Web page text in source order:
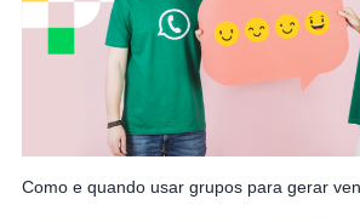
Como e quando usar grupos para gerar